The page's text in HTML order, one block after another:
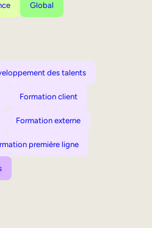
Global
des talents
Formation client
Formation externe
première ligne